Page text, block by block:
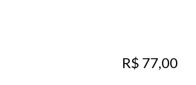
R$ 77,00